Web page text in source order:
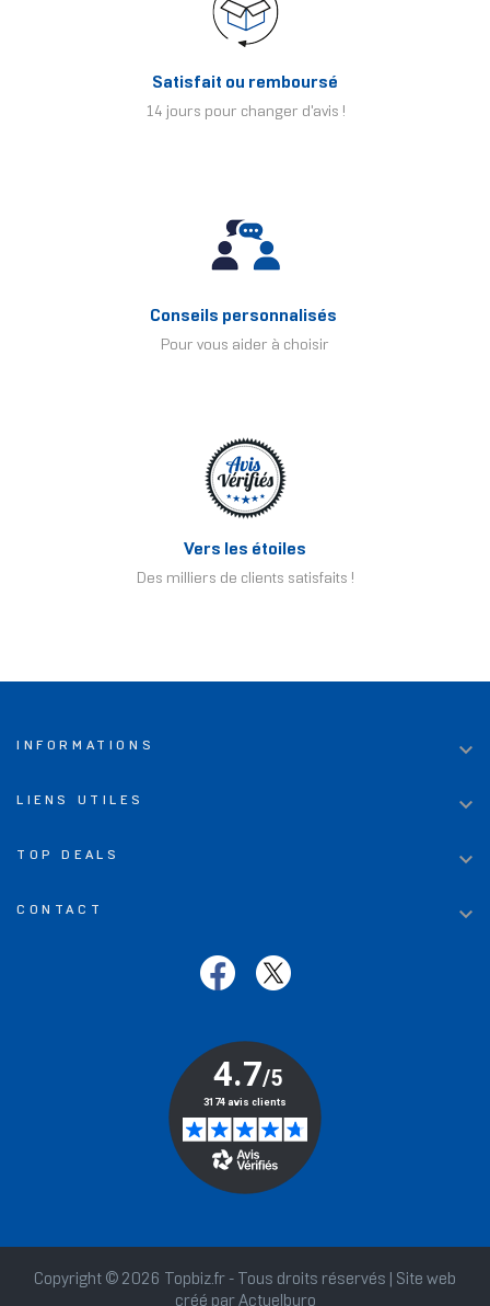
Satisfait ou remboursé
14 jours pour changer d'avis !
Conseils personnalisés
Pour vous aider à choisir
Vers les étoiles
Des milliers de clients satisfaits !
INFORMATIONS 
LIENS UTILES 
TOP DEALS 
CONTACT 
Copyright © 2026 Topbiz.fr - Tous droits réservés | Site web
créé par Actuelburo